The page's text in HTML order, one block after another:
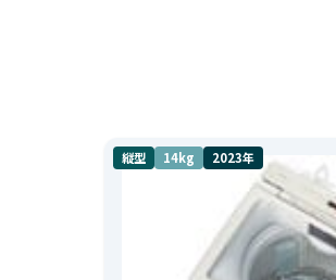
縦型 14kg 2023年